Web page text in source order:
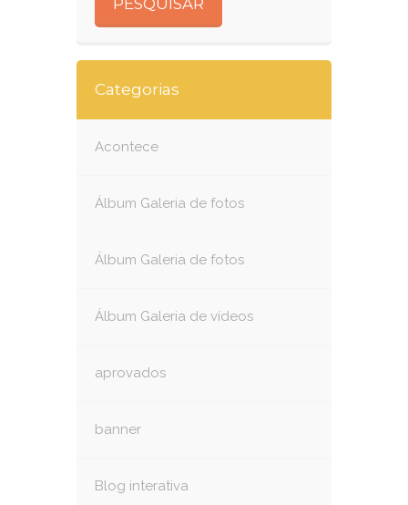
Categorias
Acontece
Álbum Galeria de fotos
Álbum Galeria de fotos
Álbum Galeria de vídeos
aprovados
banner
Blog interativa